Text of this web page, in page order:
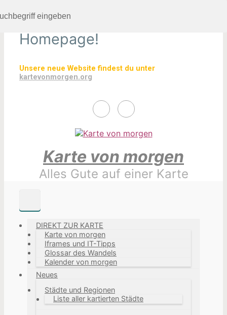
Zum
Hauptinhalt
springen
Dies ist unsere alte
Homepage!
Unsere neue Website findest du unter
kartevonmorgen.org
Karte von morgen
Alles Gute auf einer Karte
DIREKT ZUR KARTE
Karte von morgen
Iframes und IT-Tipps
Glossar des Wandels
Kalender von morgen
Neues
Städte und Regionen
Liste aller kartierten Städte